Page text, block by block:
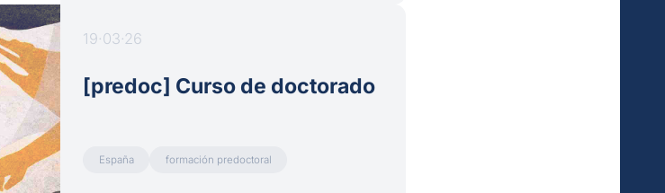
19·03·26
[predoc] Curso de doctorado
España formación predoctoral